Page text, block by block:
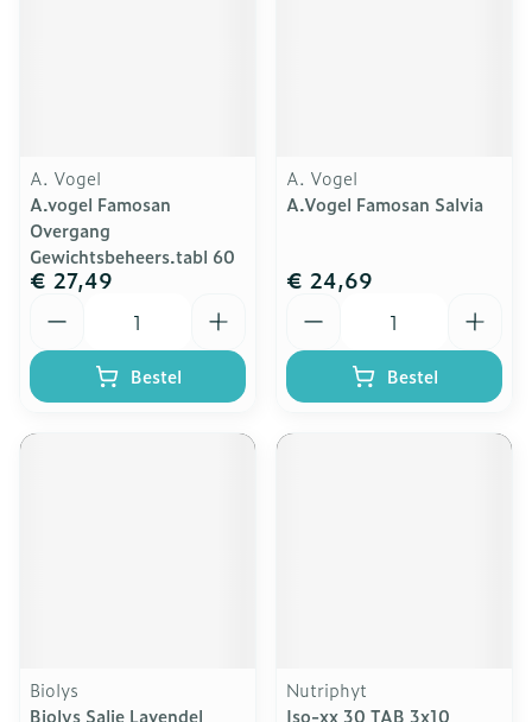
A. Vogel
A.vogel Famosan
Overgang
Gewichtsbeheers.tabl 60
€ 27,49
Bestel
A. Vogel
A.Vogel Famosan Salvia
€ 24,69
Bestel
Biolys
Biolys Salie Lavendel
Nutriphyt
Iso-xx 30 TAB 3x10